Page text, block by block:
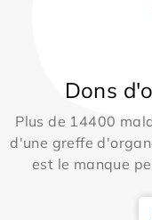
Dons
Plus de 14400
d'une greffe
est le manque